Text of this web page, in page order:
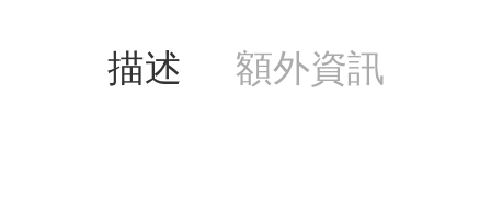
描述 額外資訊